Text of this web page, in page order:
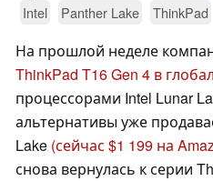
Intel Panther Lake ThinkPad
На прошлой неделе
ThinkPad T16 Gen 4 в
процессорами Intel Lunar
альтернативы уже
Lake (сейчас $1 199 на
снова вернулась к серии